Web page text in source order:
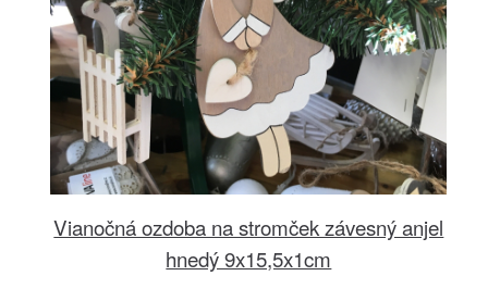
Vianočná ozdoba na stromček závesný anjel
hnedý 9x15,5x1cm